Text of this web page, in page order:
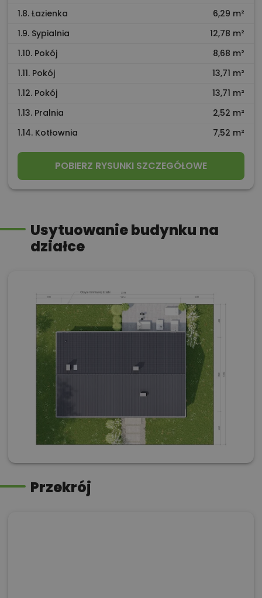
1.8. Łazienka
6,29 m²
1.9. Sypialnia
12,78 m²
1.10. Pokój
8,68 m²
1.11. Pokój
13,71 m²
1.12. Pokój
13,71 m²
1.13. Pralnia
2,52 m²
1.14. Kotłownia
7,52 m²
POBIERZ RYSUNKI SZCZEGÓŁOWE
Usytuowanie budynku na
działce
Przekrój